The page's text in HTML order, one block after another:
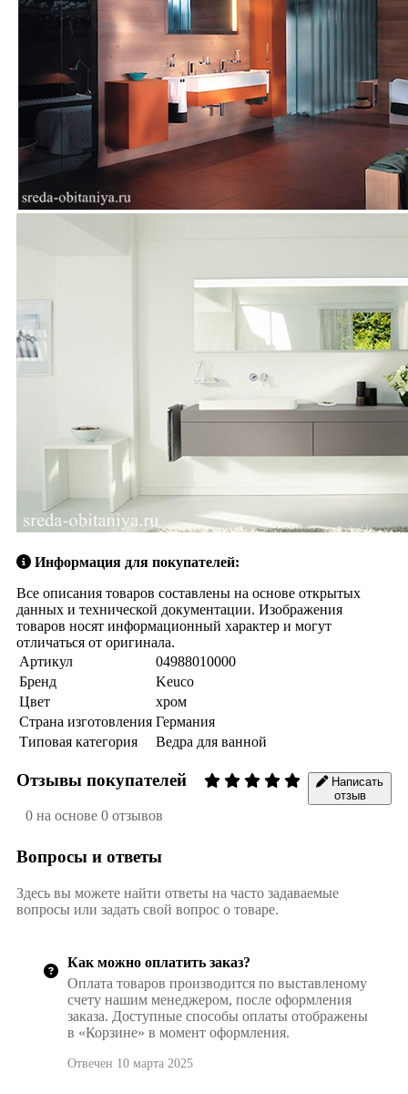
Информация для покупателей:
Все описания товаров составлены на основе открытых
данных и технической документации. Изображения
товаров носят информационный характер и могут
отличаться от оригинала.
Артикул
04988010000
Бренд
Keuco
Цвет
хром
Страна изготовления Германия
Типовая категория
Ведра для ванной
Отзывы покупателей
0 на основе 0 отзывов
Написать
отзыв
Вопросы и ответы
Здесь вы можете найти ответы на часто задаваемые
вопросы или задать свой вопрос о товаре.
Как можно оплатить заказ?
Оплата товаров производится по выставленому
счету нашим менеджером, после оформления
заказа. Доступные способы оплаты отображены
в «Корзине» в момент оформления.
Отвечен 10 марта 2025